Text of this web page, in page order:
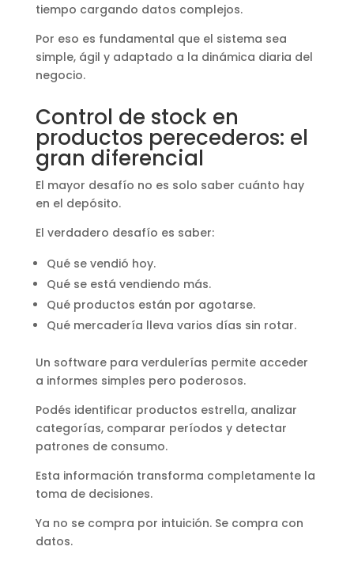
tiempo cargando datos complejos.
Por eso es fundamental que el sistema sea
simple, ágil y adaptado a la dinámica diaria del
negocio.
Control de stock en
productos perecederos: el
gran diferencial
El mayor desafío no es solo saber cuánto hay
en el depósito.
El verdadero desafío es saber:
Qué se vendió hoy.
Qué se está vendiendo más.
Qué productos están por agotarse.
Qué mercadería lleva varios días sin rotar.
Un software para verdulerías permite acceder
a informes simples pero poderosos.
Podés identificar productos estrella, analizar
categorías, comparar períodos y detectar
patrones de consumo.
Esta información transforma completamente la
toma de decisiones.
Ya no se compra por intuición. Se compra con
datos.